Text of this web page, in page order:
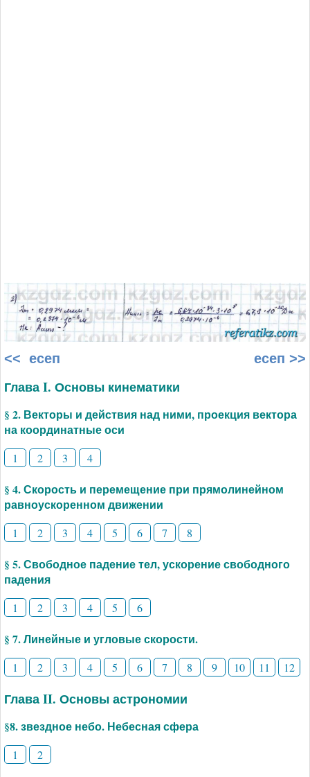
<< есеп есеп >>
Глава I. Основы кинематики
§ 2. Векторы и действия над ними, проекция вектора
на координатные оси
1 2 3 4
§ 4. Скорость и перемещение при прямолинейном
равноускоренном движении
1 2 3 4 5 6 7 8
§ 5. Свободное падение тел, ускорение свободного
падения
1 2 3 4 5 6
§ 7. Линейные и угловые скорости.
1 2 3 4 5 6 7 8 9 10 11 12
Глава II. Основы астрономии
§8. звездное небо. Небесная сфера
1 2